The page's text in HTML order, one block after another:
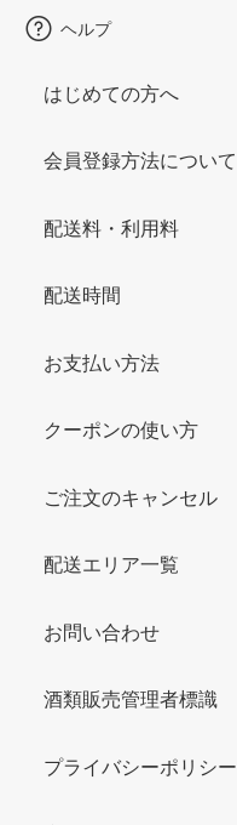
ヘルプ
はじめての方へ
会員登録方法について
配送料・利用料
配送時間
お支払い方法
クーポンの使い方
ご注文のキャンセル
配送エリア一覧
お問い合わせ
酒類販売管理者標識
プライバシーポリシー